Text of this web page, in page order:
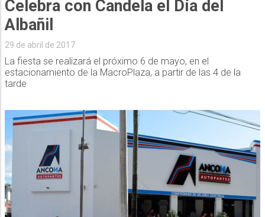
Celebra con Candela el Día del
Albañil
29 de abril de 2017
La fiesta se realizará el próximo 6 de mayo, en el
estacionamiento de la MacroPlaza, a partir de las 4 de la
tarde